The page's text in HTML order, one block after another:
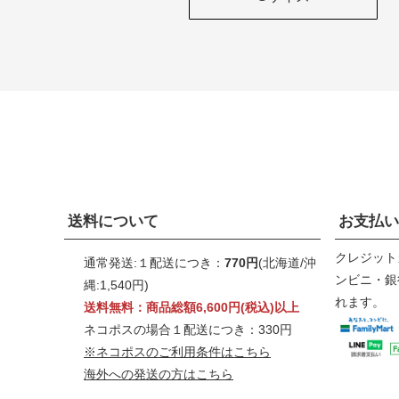
送料について
通常発送:１配送につき： 770円(北海道/沖
縄:1,540円)
送料無料：商品総額6,600円(税込)以上
ネコポスの場合１配送につき：330円
※ネコポスのご利用条件はこちら
海外への発送の方はこちら
お支払
クレジッ
ンビニ・
れます。